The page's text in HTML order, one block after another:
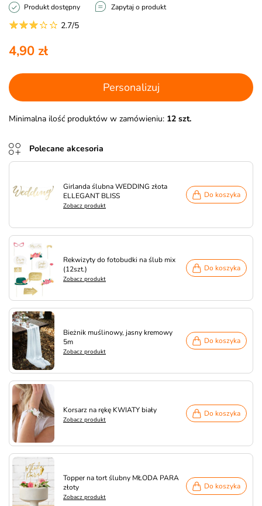
Produkt dostępny Zapytaj o produkt
2.7/5
4,90 zł
Minimalna ilość produktów w zamówieniu: 12 szt.
Personalizuj
Polecane akcesoria
Girlanda ślubna WEDDING złota
ELLEGANT BLISS
Zobacz produkt
Do koszyka
Rekwizyty do fotobudki na ślub mix
(12szt.)
Zobacz produkt
Do koszyka
Bieżnik muślinowy, jasny kremowy
5m
Zobacz produkt
Do koszyka
Korsarz na rękę KWIATY biały
Zobacz produkt
Do koszyka
Topper na tort ślubny MŁODA PARA
złoty
Zobacz produkt
Do koszyka